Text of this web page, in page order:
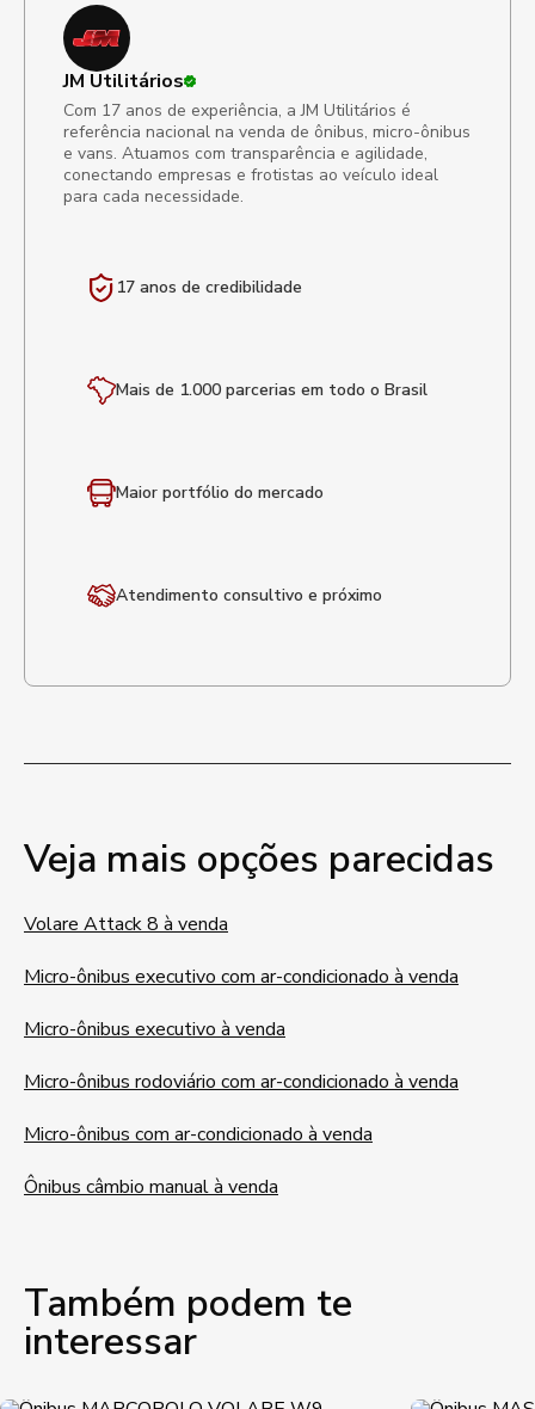
JM Utilitários
Com 17 anos de experiência, a JM Utilitários é
referência nacional na venda de ônibus, micro-ônibus
e vans. Atuamos com transparência e agilidade,
conectando empresas e frotistas ao veículo ideal
para cada necessidade.
17 anos de credibilidade
Mais de 1.000 parcerias em todo o Brasil
Maior portfólio do mercado
Atendimento consultivo e próximo
Veja mais opções parecidas
Volare Attack 8 à venda
Micro-ônibus executivo com ar-condicionado à venda
Micro-ônibus executivo à venda
Micro-ônibus rodoviário com ar-condicionado à venda
Micro-ônibus com ar-condicionado à venda
Ônibus câmbio manual à venda
Também podem te
interessar